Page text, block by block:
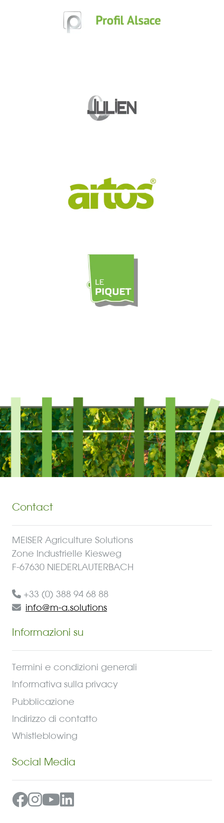
Contact
MEISER Agriculture Solutions
Zone Industrielle Kiesweg
F-67630 NIEDERLAUTERBACH
+33 (0) 388 94 68 88
info@m-a.solutions
Informazioni su
Termini e condizioni generali
Informativa sulla privacy
Pubblicazione
Indirizzo di contatto
Whistleblowing
Social Media